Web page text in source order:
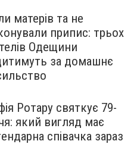
матерів та не
припис: трьох
Одещини
за домашнє
Ротару святкує 79-
який вигляд має
співачка зараз